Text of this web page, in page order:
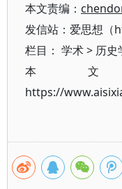
本文责编：
发信站：爱思想（
栏目： 学术> 历史
本
https://